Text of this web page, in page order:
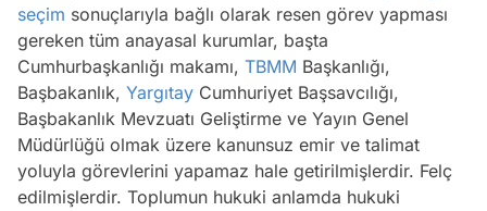
seçim sonuçlarıyla bağlı olarak resen görev yapması
gereken tüm anayasal kurumlar, başta
Cumhurbaşkanlığı makamı, TBMM Başkanlığı,
Başbakanlık, Yargıtay Cumhuriyet Başsavcılığı,
Başbakanlık Mevzuatı Geliştirme ve Yayın Genel
Müdürlüğü olmak üzere kanunsuz emir ve talimat
yoluyla görevlerini yapamaz hale getirilmişlerdir. Felç
edilmişlerdir. Toplumun hukuki anlamda hukuki